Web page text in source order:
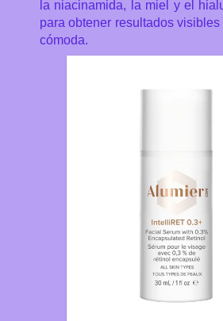
la niacinamida, la miel y el
para obtener resultados
cómoda.